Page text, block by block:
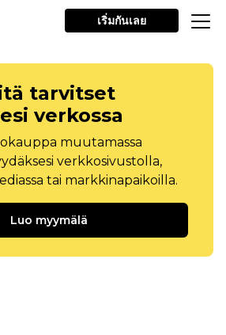
เริ่มกันเลย
tarvitset
verkossa
muutamassa
verkkosivustolla,
tai markkinapaikoilla.
Luo myymälä